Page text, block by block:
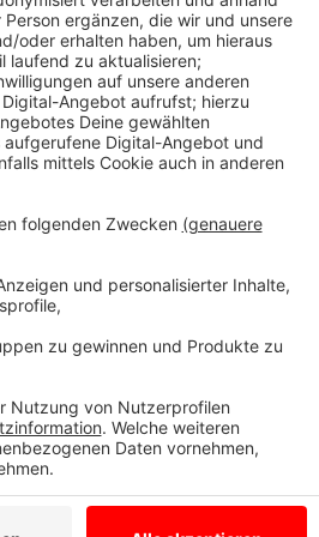
der Industriegewerkschaft Bauen-
ist unbesetzt. Von 144
Bei der IGBAU Münster-Rheine ist
nicht gelinge, Schulabgänger für
Baugeräteführer zu finden, dann
machen"
fordert die Gewerkschaft deshalb
Weg zur Baustelle, um die Arbeit
dritte Azubi die Ausbildung nicht